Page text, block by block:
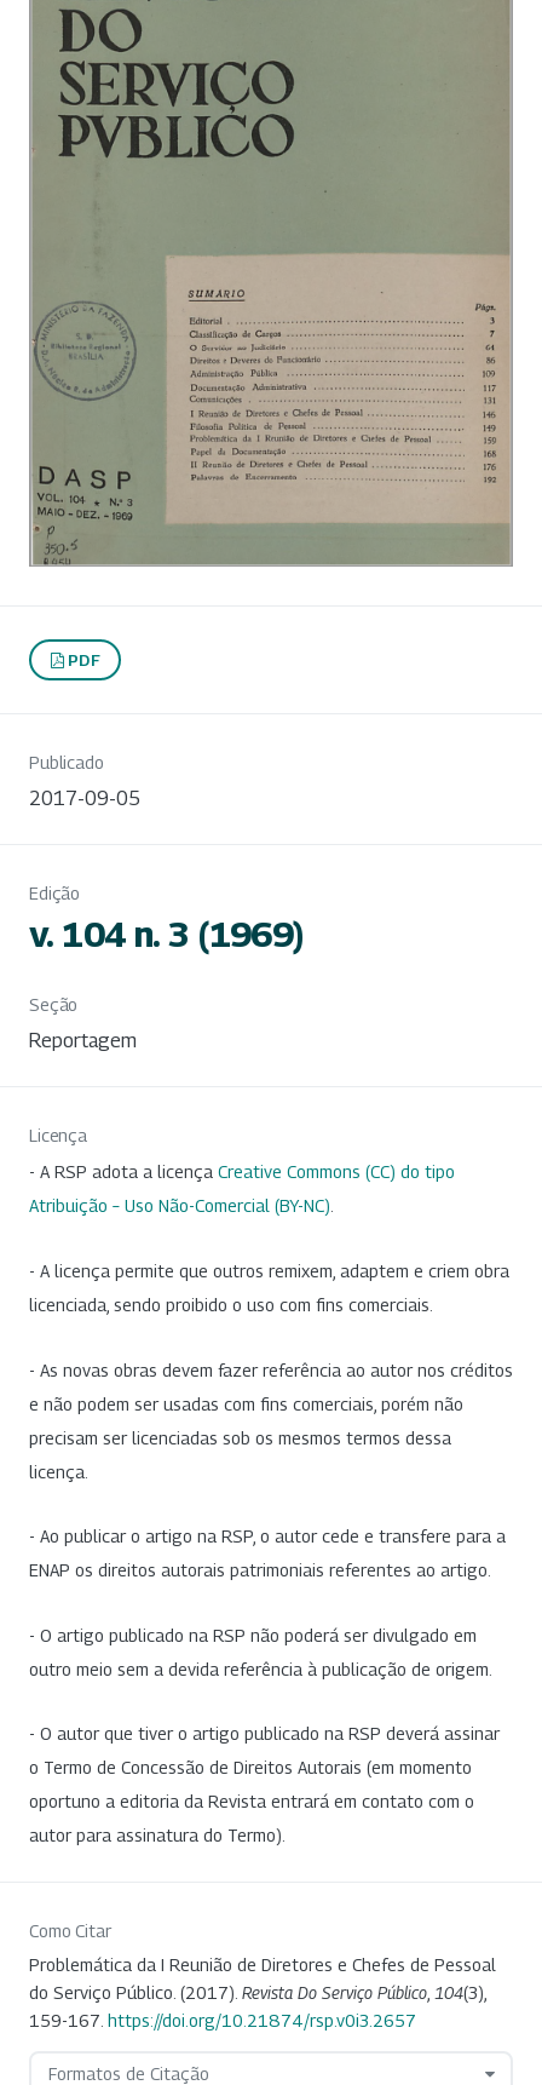
PDF
Publicado
2017-09-05
Edição
v. 104 n. 3 (1969)
Seção
Reportagem
Licença
- A RSP adota a licença Creative Commons (CC) do tipo
Atribuição – Uso Não-Comercial (BY-NC)
- A licença permite que outros remixem, adaptem e criem obra
licenciada, sendo proibido o uso com fins comerciais.
- As novas obras devem fazer referência ao autor nos créditos
e não podem ser usadas com fins comerciais, porém não
precisam ser licenciadas sob os mesmos termos dessa
licença.
- Ao publicar o artigo na RSP, o autor cede e transfere para a
ENAP os direitos autorais patrimoniais referentes ao artigo.
- O artigo publicado na RSP não poderá ser divulgado em
outro meio sem a devida referência à publicação de origem.
- O autor que tiver o artigo publicado na RSP deverá assinar
o Termo de Concessão de Direitos Autorais (em momento
oportuno a editoria da Revista entrará em contato com o
autor para assinatura do Termo).
Como Citar
Problemática da I Reunião de Diretores e Chefes de Pessoal
do Serviço Público. (2017). Revista Do Serviço Público 104(3),
159-167. https://doi.org/10.21874/rsp.v0i3.2657
Formatos de Citação